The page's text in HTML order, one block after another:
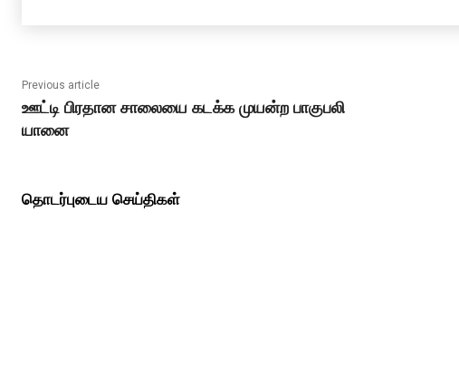
Previous article
ஊட்டி பிரதான சாலையை கடக்க முயன்ற பாகுபலி
யானை
தொடர்புடைய செய்திகள்